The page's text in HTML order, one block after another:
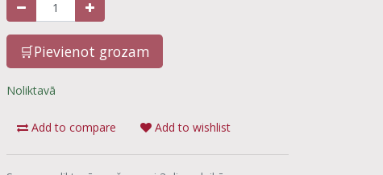
🛒Pievienot grozam
Noliktavā
Add to compare Add to wishlist